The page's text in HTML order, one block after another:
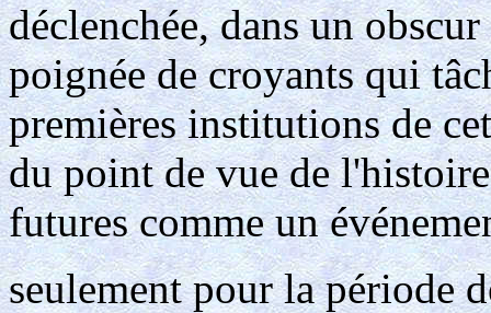
déclenchée, dans un
poignée de croyants qui
premières institutions de
du point de vue de
futures comme un
seulement pour la période